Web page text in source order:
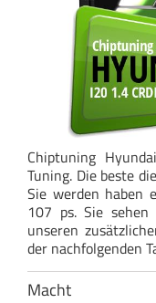
Chiptuning
Tuning. Die beste
Sie werden haben
107 ps. Sie sehen
unseren
der nachfolgenden
Macht